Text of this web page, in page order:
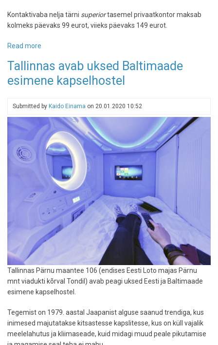
Kontaktivaba nelja tärni superiortasemel privaatkontor maksab
kolmeks päevaks 99 eurot, viieks päevaks 149 eurot.
Read more
ümberkohandumine:
Tallinna
numbritubades
kontaktivaba
privaatkontorit
Tallinnas avab uksed Baltimaade
esimene kapselhostel
Submitted by Kaido Einama on 20.01.2020 10:52
Tallinnas Pärnu maantee 106 (endises Eesti Loto majas Pärnu
mnt viadukti kõrval Tondil) avab peagi uksed Eesti ja Baltimaade
esimene kapselhostel.
Tegemist on 1979. aastal Jaapanist alguse saanud trendiga, kus
inimesed majutatakse kitsastesse kapslitesse, kus on küll vajalik
meelelahutus ja kliimaseade, kuid midagi muud peale pikutamise